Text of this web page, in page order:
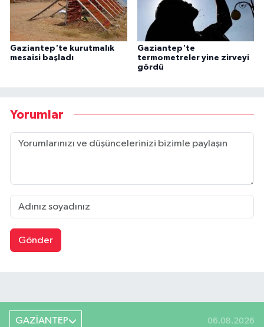
Gaziantep'te kurutmalık
mesaisi başladı
Gaziantep'te
termometreler yine zirveyi
gördü
Yorumlar
Gönder
GAZİANTEP 06.08.2026